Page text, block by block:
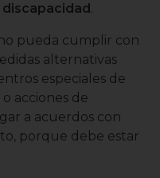
.
pueda cumplir con
alternativas
especiales de
acciones de
a acuerdos con
porque debe estar